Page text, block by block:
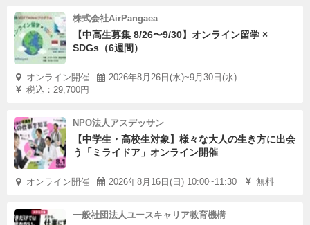
株式会社AirPangaea
【中高生募集 8/26〜9/30】オンライン留学 ×
SDGs（6週間）
オンライン開催
2026年8月26日(水)~9月30日(水)
税込：29,700円
NPO法人アスデッサン
【中学生・高校生対象】様々な大人の生き方に出会
う「ミライドア」オンライン開催
オンライン開催 2026年8月16日(日) 10:00~11:30 無料
一般社団法人ユースキャリア教育機構